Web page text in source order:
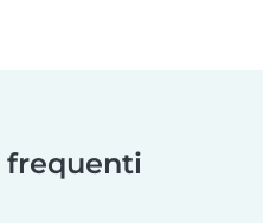
frequenti